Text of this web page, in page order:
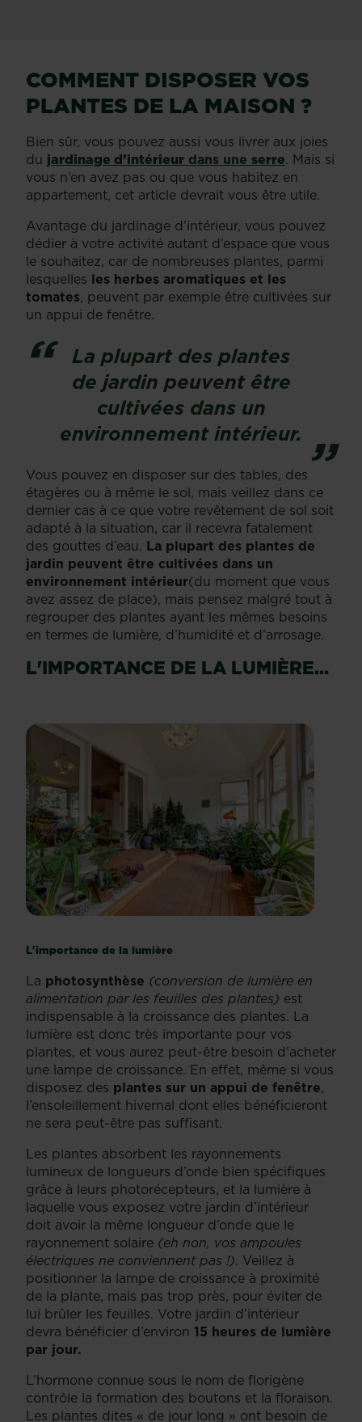
COMMENT DISPOSER VOS
PLANTES DE LA MAISON ?
Bien sûr, vous pouvez aussi vous livrer aux joies
du jardinage d’intérieur dans une serre. Mais si
vous n’en avez pas ou que vous habitez en
appartement, cet article devrait vous être utile.
Avantage du jardinage d’intérieur, vous pouvez
dédier à votre activité autant d’espace que vous
le souhaitez, car de nombreuses plantes, parmi
lesquelles les herbes aromatiques et les
tomates, peuvent par exemple être cultivées sur
un appui de fenêtre.
La plupart des plantes
de jardin peuvent être
cultivées dans un
environnement intérieur.
Vous pouvez en disposer sur des tables, des
étagères ou à même le sol, mais veillez dans ce
dernier cas à ce que votre revêtement de sol soit
adapté à la situation, car il recevra fatalement
des gouttes d’eau. La plupart des plantes de
jardin peuvent être cultivées dans un
environnement intérieur(du moment que vous
avez assez de place), mais pensez malgré tout à
regrouper des plantes ayant les mêmes besoins
en termes de lumière, d’humidité et d’arrosage.
L'IMPORTANCE DE LA LUMIÈRE...
L'importance de la lumière
La photosynthèse (conversion de lumière en
alimentation par les feuilles des plantes) est
indispensable à la croissance des plantes. La
lumière est donc très importante pour vos
plantes, et vous aurez peut-être besoin d’acheter
une lampe de croissance. En effet, même si vous
disposez des plantes sur un appui de fenêtre,
l’ensoleillement hivernal dont elles bénéficieront
ne sera peut-être pas suffisant.
Les plantes absorbent les rayonnements
lumineux de longueurs d’onde bien spécifiques
grâce à leurs photorécepteurs, et la lumière à
laquelle vous exposez votre jardin d’intérieur
doit avoir la même longueur d’onde que le
rayonnement solaire (eh non, vos ampoules
électriques ne conviennent pas !). Veillez à
positionner la lampe de croissance à proximité
de la plante, mais pas trop près, pour éviter de
lui brûler les feuilles. Votre jardin d’intérieur
devra bénéficier d’environ 15 heures de lumière
par jour.
L’hormone connue sous le nom de florigène
contrôle la formation des boutons et la floraison.
Les plantes dites « de jour long » ont besoin de